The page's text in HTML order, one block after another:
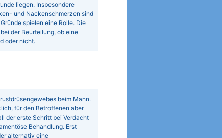
liegen. Insbesondere
und Nackenschmerzen sind
spielen eine Rolle. Die
der Beurteilung, ob eine
oder nicht.
beim Mann.
für den Betroffenen aber
der erste Schritt bei Verdacht
Behandlung. Erst
alternativ eine